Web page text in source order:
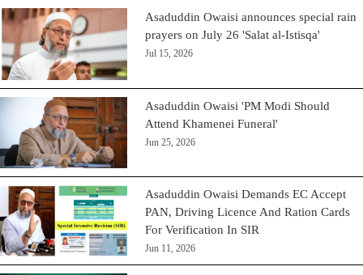
Asaduddin Owaisi announces special rain
prayers on July 26 'Salat al-Istisqa'
Jul 15, 2026
Asaduddin Owaisi 'PM Modi Should
Attend Khamenei Funeral'
Jun 25, 2026
Asaduddin Owaisi Demands EC Accept
PAN, Driving Licence And Ration Cards
For Verification In SIR
Jun 11, 2026